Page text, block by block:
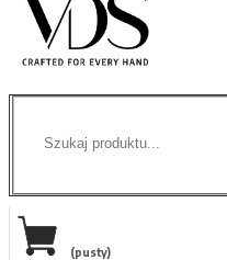
(pusty)